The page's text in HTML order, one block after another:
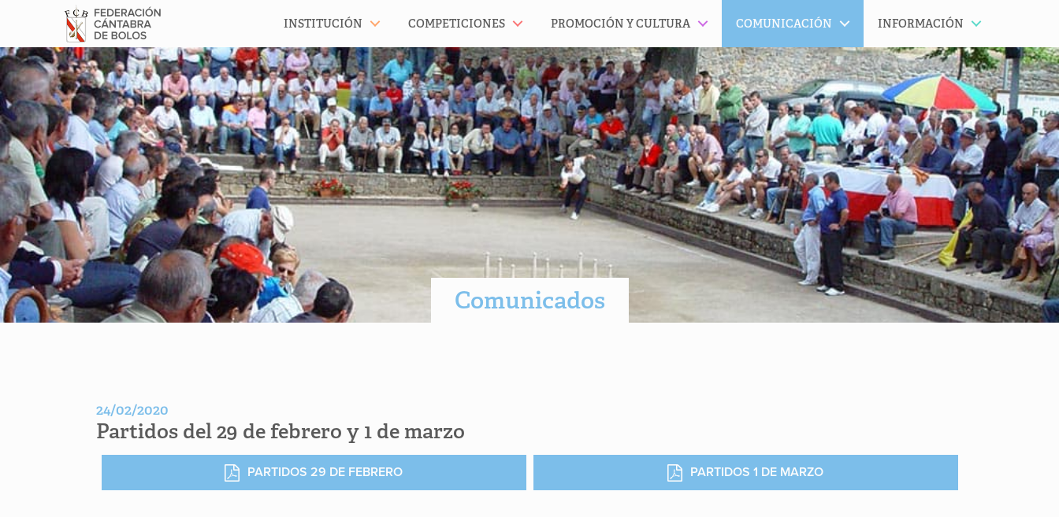
INSTITUCIÓN COMPETICIONES PROMOCIÓN Y CULTURA COMUNICACIÓN INFORMACIÓN
Comunicados
24/02/2020
Partidos del 29 de febrero y 1 de marzo
PARTIDOS 29 DE FEBRERO PARTIDOS 1 DE MARZO